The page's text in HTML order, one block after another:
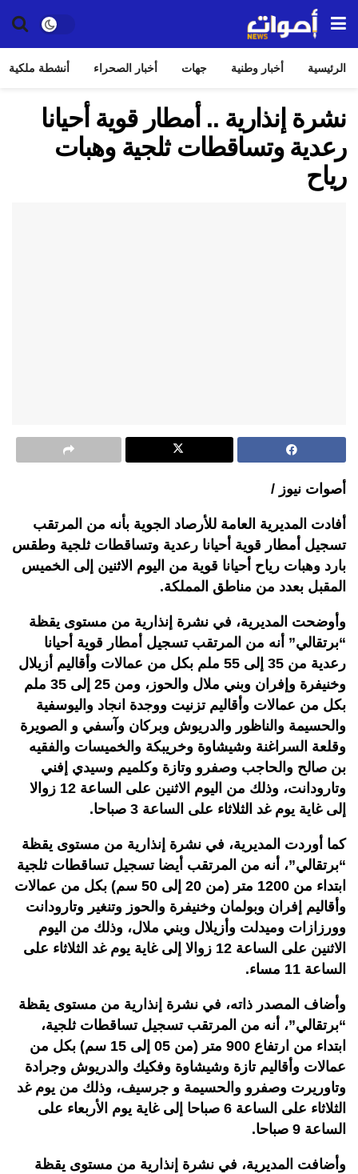
الرئيسية أخبار وطنية جهات أخبار الصحراء أنشطة ملكية
نشرة إنذارية .. أمطار قوية أحيانا
رعدية وتساقطات ثلجية وهبات
رياح
أصوات نيوز /
أفادت المديرية العامة للأرصاد الجوية بأنه من المرتقب
تسجيل أمطار قوية أحيانا رعدية وتساقطات ثلجية وطقس
بارد وهبات رياح أحيانا قوية من اليوم الاثنين إلى الخميس
المقبل بعدد من مناطق المملكة.
وأوضحت المديرية، في نشرة إنذارية من مستوى يقظة
“برتقالي” أنه من المرتقب تسجيل أمطار قوية أحيانا
رعدية من 35 إلى 55 ملم بكل من عمالات وأقاليم أزيلال
وخنيفرة وإفران وبني ملال والحوز، ومن 25 إلى 35 ملم
بكل من عمالات وأقاليم تزنيت ووجدة انجاد واليوسفية
والحسيمة والناظور والدريوش وبركان وآسفي و الصويرة
وقلعة السراغنة وشيشاوة وخريبكة والخميسات والفقيه
بن صالح والحاجب وصفرو وتازة وكلميم وسيدي إفني
وتارودانت، وذلك من اليوم الاثنين على الساعة 12 زوالا
إلى غاية يوم غد الثلاثاء على الساعة 3 صباحا.
كما أوردت المديرية، في نشرة إنذارية من مستوى يقظة
“برتقالي”، أنه من المرتقب أيضا تسجيل تساقطات ثلجية
ابتداء من 1200 متر (من 20 إلى 50 سم) بكل من عمالات
وأقاليم إفران وبولمان وخنيفرة والحوز وتنغير وتارودانت
وورزازات وميدلت وأزيلال وبني ملال، وذلك من اليوم
الاثنين على الساعة 12 زوالا إلى غاية يوم غد الثلاثاء على
الساعة 11 مساء.
وأضاف المصدر ذاته، في نشرة إنذارية من مستوى يقظة
“برتقالي”، أنه من المرتقب تسجيل تساقطات ثلجية،
ابتداء من ارتفاع 900 متر (من 05 إلى 15 سم) بكل من
عمالات وأقاليم تازة وشيشاوة وفكيك والدريوش وجرادة
وتاوريرت وصفرو والحسيمة و جرسيف، وذلك من يوم غد
الثلاثاء على الساعة 6 صباحا إلى غاية يوم الأربعاء على
الساعة 9 صباحا.
وأضافت المديرية، في نشرة إنذارية من مستوى يقظة